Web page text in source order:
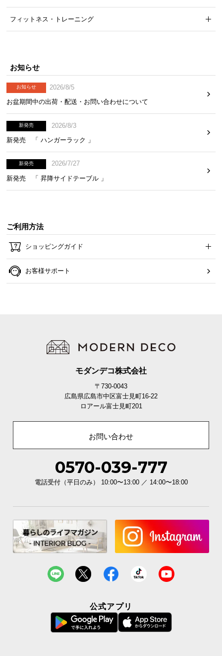
フィットネス・トレーニング
お知らせ
お知らせ
2026/8/5
お盆期間中の出荷・配送・お問い合わせについて
新発売
2026/8/3
新発売 「 ハンガーラック 」
新発売
2026/7/27
新発売 「 昇降サイドテーブル 」
ご利用方法
ショッピングガイド
お客様サポート
モダンデコ株式会社
〒730-0043
広島県広島市中区富士見町16-22
ロアール富士見町201
お問い合わせ
0570-039-777
電話受付（平日のみ） 10:00〜13:00 ／ 14:00〜18:00
公式アプリ